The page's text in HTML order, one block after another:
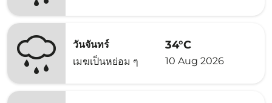
วันจันทร์
เมฆเป็นหย่อม ๆ
34°C
10 Aug 2026